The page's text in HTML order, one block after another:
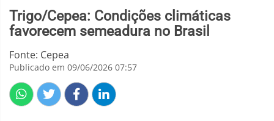
Trigo/Cepea: Condições climáticas
favorecem semeadura no Brasil
Fonte: Cepea
Publicado em 09/06/2026 07:57